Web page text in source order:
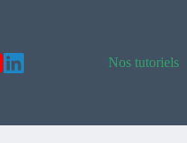
Nos tutoriels